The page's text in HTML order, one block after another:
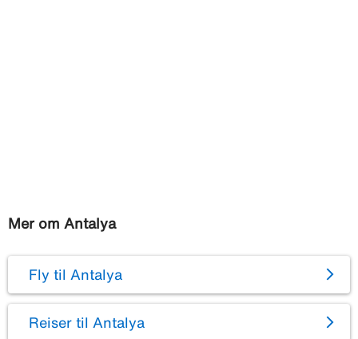
Mer om Antalya
Fly til Antalya
Reiser til Antalya